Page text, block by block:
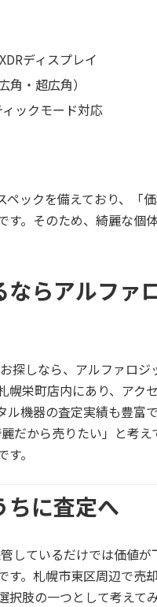
ディスプレイ
角・超広角）
ックモード対応
ペックを備えており、「
。そのため、綺麗な個
らアルファ
探しなら、 アルファロジ
幌栄町店内にあり、アク
機器の査定実績も豊富
だから売りたい」と考
。
ちに査定へ
しているだけでは価値
。札幌市東区周辺で売
択肢の一つとして考え